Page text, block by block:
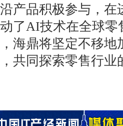
产品积极参与，在
了AI技术在全球零
海鼎将坚定不移地
共同探索零售行业